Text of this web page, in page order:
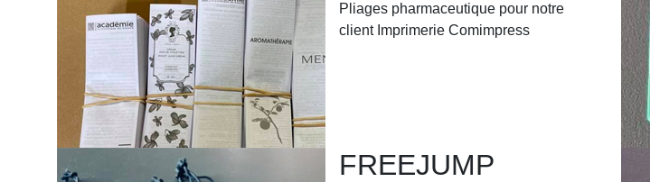
Pliages pharmaceutique pour notre
client Imprimerie Comimpress
FREEJUMP